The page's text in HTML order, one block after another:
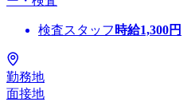
検査スタッフ 時給1,300円
勤務地
面接地